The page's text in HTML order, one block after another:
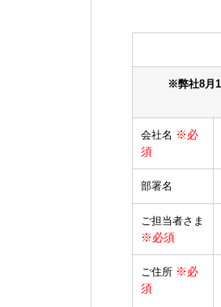
※弊社8月
会社名 ※必
須
部署名
ご担当者さま
※必須
ご住所 ※必
須